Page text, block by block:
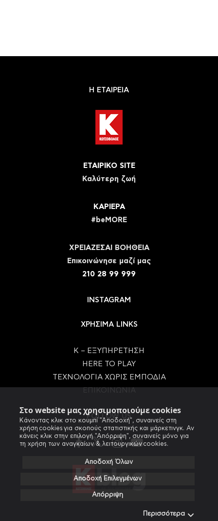
Στο website μας χρησιμοποιούμε cookies
Κάνοντας κλικ στο κουμπί "Αποδοχή", συναινείς στη
χρήση cookies για σκοπούς στατιστικής και μάρκετινγκ. Αν
κάνεις κλικ στην επιλογή "Απόρριψη", συναινείς μόνο για
τη χρήση των αναγκαίων & λειτουργικών cookies.
Αποδοχή Όλων
Αποδοχή Επιλεγμένων
Απόρριψη
Περισσότερα
Η ΕΤΑΙΡΕΙΑ
ΕΤΑΙΡΙΚΟ SITE
Καλύτερη ζωή
ΚΑΡΙΕΡΑ
#beMORE
ΧΡΕΙΑΖΕΣΑΙ ΒΟΗΘΕΙΑ
Eπικοινώνησε μαζί μας
210 28 99 999
INSTAGRAM
ΧΡΗΣΙΜΑ LINKS
Κ – ΕΞΥΠΗΡΕΤΗΣΗ
HERE TO PLAY
ΤΕΧΝΟΛΟΓΙΑ ΧΩΡΙΣ ΕΜΠΟΔΙΑ
FOLLOW US